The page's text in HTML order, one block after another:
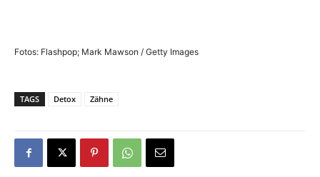
Fotos: Flashpop; Mark Mawson / Getty Images
TAGS Detox Zähne